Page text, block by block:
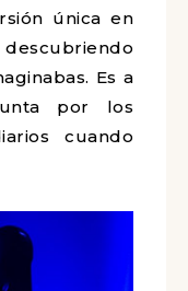
única en
Es a
por los
cuando